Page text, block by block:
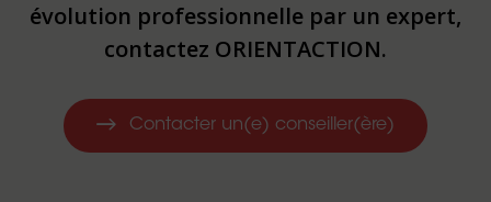
évolution professionnelle par un expert,
contactez ORIENTACTION.
Contacter un(e) conseiller(ère)